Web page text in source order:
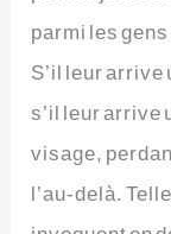
parmi les
S’il leur
s’il leur
visage,
l’au-delà.